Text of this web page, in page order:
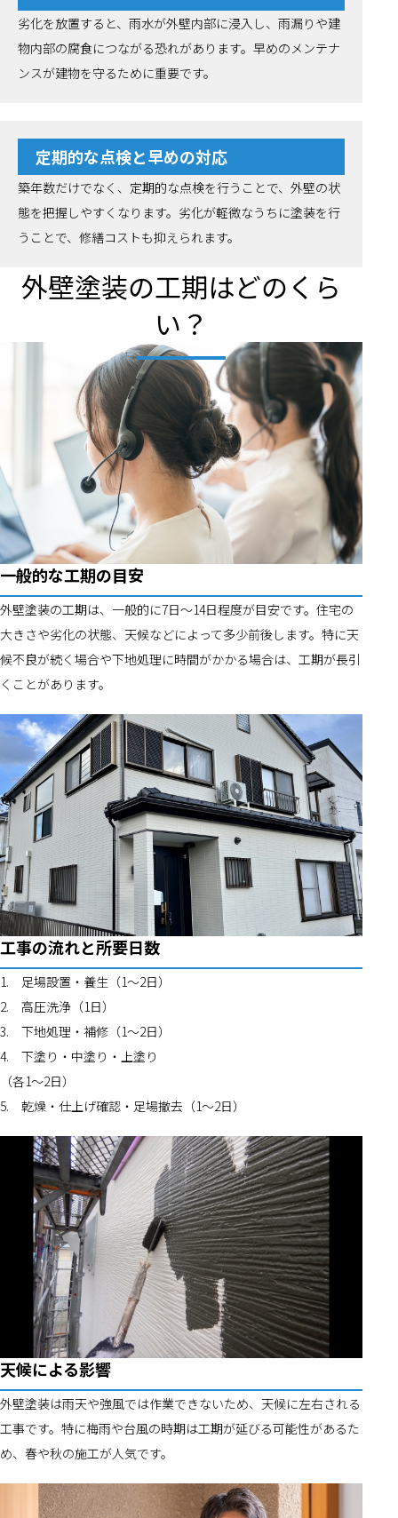
劣化を放置すると、雨水が外壁内部に浸入し、雨漏りや建
物内部の腐食につながる恐れがあります。早めのメンテナ
ンスが建物を守るために重要です。
定期的な点検と早めの対応
築年数だけでなく、定期的な点検を行うことで、外壁の状
態を把握しやすくなります。劣化が軽微なうちに塗装を行
うことで、修繕コストも抑えられます。
外壁塗装の工期はどのくら
い？
一般的な工期の目安
外壁塗装の工期は、一般的に7日〜14日程度が目安です。住宅の
大きさや劣化の状態、天候などによって多少前後します。特に天
候不良が続く場合や下地処理に時間がかかる場合は、工期が長引
くことがあります。
工事の流れと所要日数
1.	足場設置・養生（1〜2日）
2.	高圧洗浄（1日）
3.	下地処理・補修（1〜2日）
4.	下塗り・中塗り・上塗り
（各1〜2日）
5.	乾燥・仕上げ確認・足場撤去（1〜2日）
天候による影響
外壁塗装は雨天や強風では作業できないため、天候に左右される
工事です。特に梅雨や台風の時期は工期が延びる可能性があるた
め、春や秋の施工が人気です。